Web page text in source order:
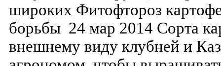
широких Фитофтороз
борьбы 24 мар 2014 Сорта
внешнему виду клубней и